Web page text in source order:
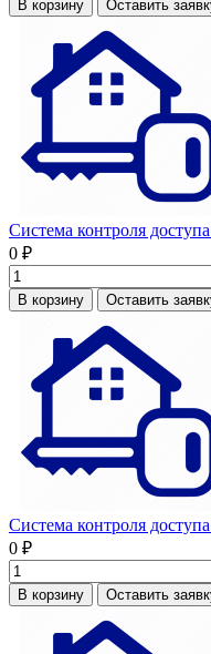
В корзину Оставить
Система контроля
0 ₽
В корзину Оставить
Система контроля
0 ₽
В корзину Оставить